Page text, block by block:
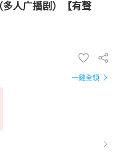
人广播剧）【有聲
一鍵全領